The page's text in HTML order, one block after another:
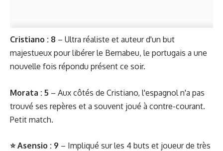
Cristiano : 8 – Ultra réaliste et auteur d'un but
majestueux pour libérer le Bernabeu, le portugais a une
nouvelle fois répondu présent ce soir.
Morata : 5 – Aux côtés de Cristiano, l'espagnol n'a pas
trouvé ses repères et a souvent joué à contre-courant.
Petit match.
⭐️ Asensio : 9 – Impliqué sur les 4 buts et joueur de très